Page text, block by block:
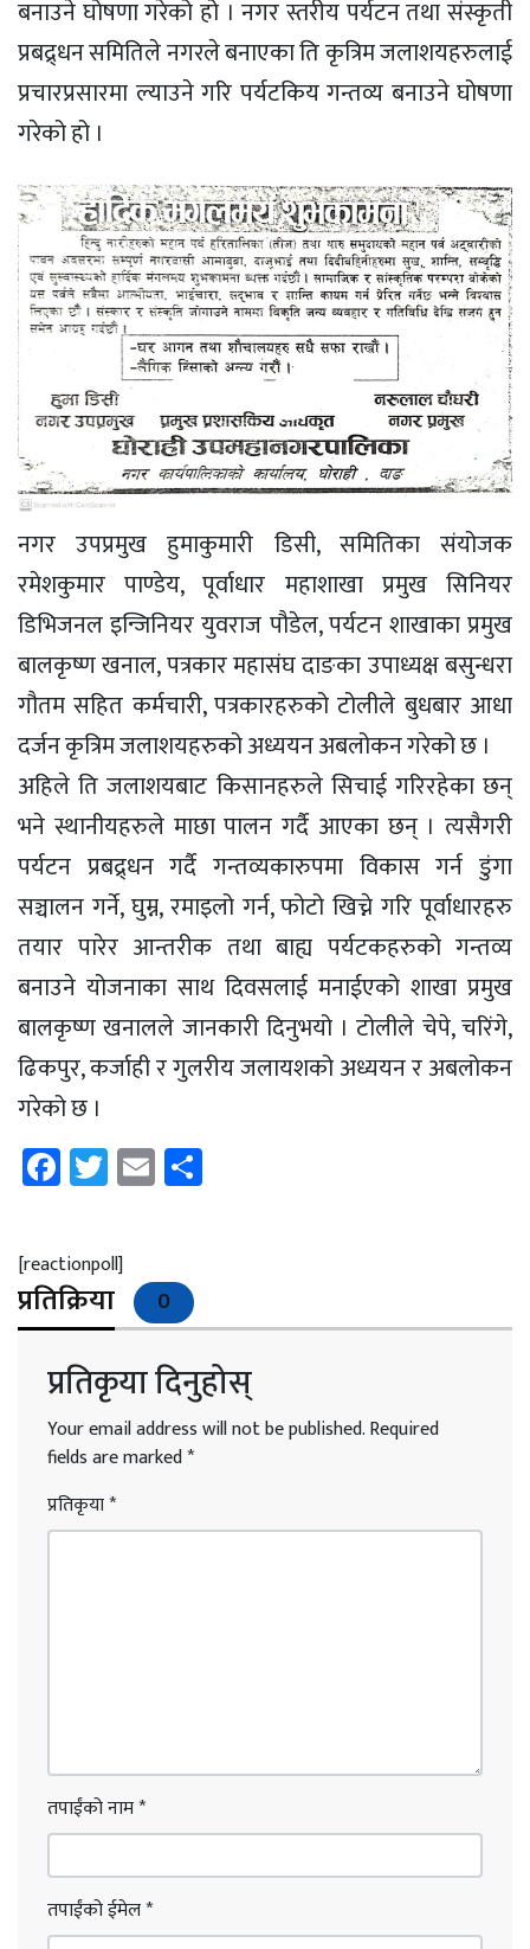
बनाउने घोषणा गरेको हो । नगर स्तरीय पर्यटन तथा संस्कृती
प्रबद्र्धन समितिले नगरले बनाएका ति कृत्रिम जलाशयहरुलाई
प्रचारप्रसारमा ल्याउने गरि पर्यटकिय गन्तव्य बनाउने घोषणा
गरेको हो ।
नगर उपप्रमुख हुमाकुमारी डिसी, समितिका संयोजक
रमेशकुमार पाण्डेय, पूर्वाधार महाशाखा प्रमुख सिनियर
डिभिजनल इन्जिनियर युवराज पौडेल, पर्यटन शाखाका प्रमुख
बालकृष्ण खनाल, पत्रकार महासंघ दाङका उपाध्यक्ष बसुन्धरा
गौतम सहित कर्मचारी, पत्रकारहरुको टोलीले बुधबार आधा
दर्जन कृत्रिम जलाशयहरुको अध्ययन अबलोकन गरेको छ ।
अहिले ति जलाशयबाट किसानहरुले सिचाई गरिरहेका छन्
भने स्थानीयहरुले माछा पालन गर्दै आएका छन् । त्यसैगरी
पर्यटन प्रबद्र्धन गर्दै गन्तव्यकारुपमा विकास गर्न डुंगा
सञ्चालन गर्ने, घुम्न, रमाइलो गर्न, फोटो खिच्ने गरि पूर्वाधारहरु
तयार पारेर आन्तरीक तथा बाह्य पर्यटकहरुको गन्तव्य
बनाउने योजनाका साथ दिवसलाई मनाईएको शाखा प्रमुख
बालकृष्ण खनालले जानकारी दिनुभयो । टोलीले चेपे, चरिंगे,
ढिकपुर, कर्जाही र गुलरीय जलायशको अध्ययन र अबलोकन
गरेको छ ।
Facebook
Twitter
Email
[reactionpoll]
प्रतिक्रिया 0
प्रतिकृया दिनुहोस्
Your email address will not be published.Required
fields are marked*
प्रतिकृया*
तपाईंको नाम*
तपाईंको ईमेल*